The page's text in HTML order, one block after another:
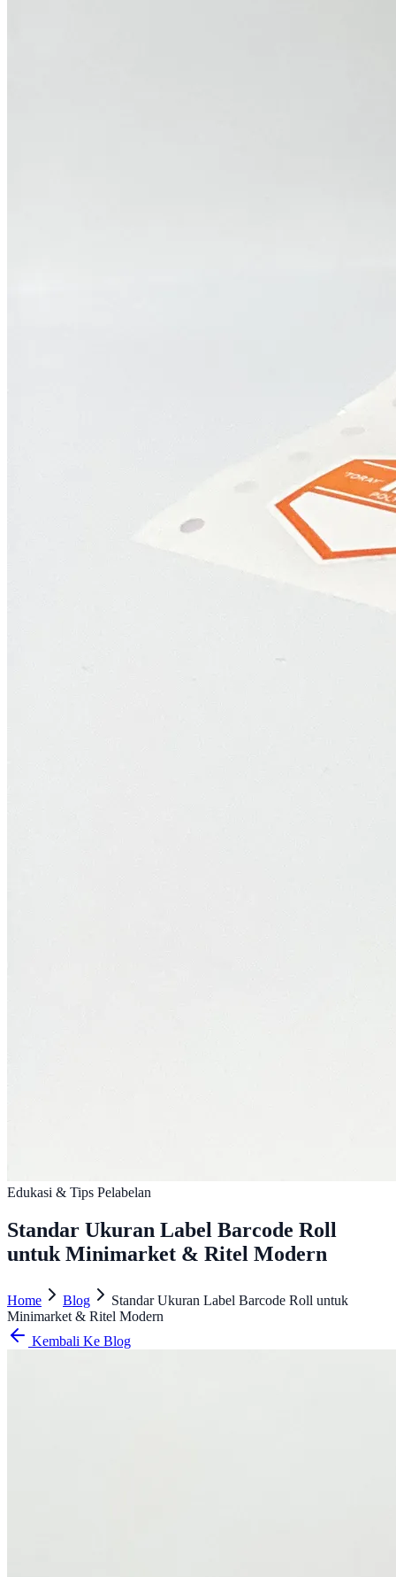
Edukasi & Tips Pelabelan
Standar Ukuran Label Barcode Roll
untuk Minimarket & Ritel Modern
Home Blog
Standar Ukuran Label Barcode Roll untuk
Minimarket & Ritel Modern
Kembali Ke Blog